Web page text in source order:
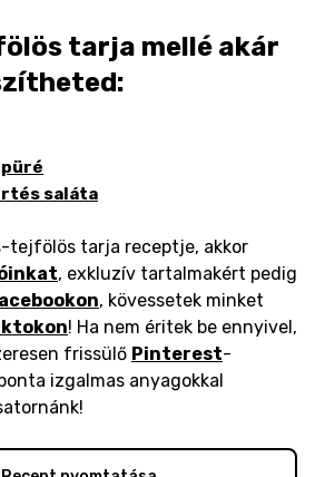
tarja mellé akár
saláta
tejfölös tarja receptje, akkor
, exkluzív tartalmakért pedig
, kövessetek minket
! Ha nem éritek be ennyivel,
frissülő Pinterest-
izgalmas anyagokkal